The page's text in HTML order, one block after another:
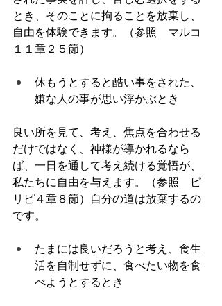
とき、そのことに拘ることを放棄し、
自由を体験できます。（参照　マルコ
１１章２５節）
休もうとすると酷い事をされた、
嫌な人の事が思い浮かぶとき
良い所を見て、考え、焦点を合わせる
だけではなく、神様が導かれるなら
ば、一日を通して考え続ける覚悟が、
私たちに自由を与えます。（参照　ピ
リピ４章８節）自分の道は放棄するの
です。
たまには良いだろうと考え、食生
活を自制せずに、食べたい物を食
べようとするとき